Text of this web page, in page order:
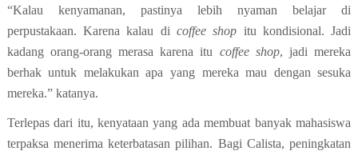
“Kalau kenyamanan, pastinya lebih nyaman belajar di
perpustakaan. Karena kalau di coffee shop itu kondisional. Jadi
kadang orang-orang merasa karena itu coffee shop, jadi mereka
berhak untuk melakukan apa yang mereka mau dengan sesuka
mereka.” katanya.
Terlepas dari itu, kenyataan yang ada membuat banyak mahasiswa
terpaksa menerima keterbatasan pilihan. Bagi Calista, peningkatan